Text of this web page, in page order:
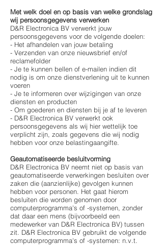
Met welk doel en op basis van welke grondslag
wij persoonsgegevens verwerken
D&R Electronica BV verwerkt jouw
persoonsgegevens voor de volgende doelen:
- Het afhandelen van jouw betaling
- Verzenden van onze nieuwsbrief en/of
reclamefolder
- Je te kunnen bellen of e-mailen indien dit
nodig is om onze dienstverlening uit te kunnen
voeren
- Je te informeren over wijzigingen van onze
diensten en producten
- Om goederen en diensten bij je af te leveren
- D&R Electronica BV verwerkt ook
persoonsgegevens als wij hier wettelijk toe
verplicht zijn, zoals gegevens die wij nodig
hebben voor onze belastingaangifte.
Geautomatiseerde besluitvorming
D&R Electronica BV neemt niet op basis van
geautomatiseerde verwerkingen besluiten over
zaken die (aanzienlijke) gevolgen kunnen
hebben voor personen. Het gaat hierom
besluiten die worden genomen door
computerprogramma's of -systemen, zonder
dat daar een mens (bijvoorbeeld een
medewerker van D&R Electronica BV) tussen
zit. D&R Electronica BV gebruikt de volgende
computerprogramma's of -systemen: n.v.t.